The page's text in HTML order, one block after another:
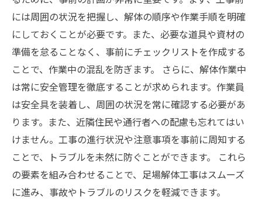
には周囲の状況を把握し、解体の順序や作業手順を明確
にしておくことが必要です。また、必要な道具や資材の
準備を怠ることなく、事前にチェックリストを作成する
ことで、作業中の混乱を防ぎます。 さらに、解体作業中
は常に安全管理を徹底することが求められます。作業員
は安全具を装着し、周囲の状況を常に確認する必要があ
ります。また、近隣住民や通行者への配慮も忘れてはい
けません。工事の進行状況や注意事項を事前に周知する
ことで、トラブルを未然に防ぐことができます。 これら
の要素を組み合わせることで、足場解体工事はスムーズ
に進み、事故やトラブルのリスクを軽減できます。